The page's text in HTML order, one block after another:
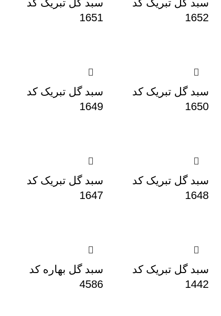
سبد گل تبریک کد
1652
سبد گل تبریک کد
1651
سبد گل تبریک کد
1650
سبد گل تبریک کد
1649
سبد گل تبریک کد
1648
سبد گل تبریک کد
1647
سبد گل تبریک کد
1442
سبد گل بهاره کد
4586